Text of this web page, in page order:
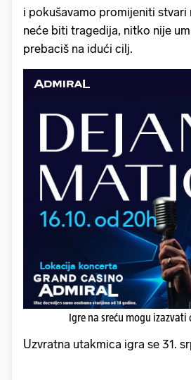
i pokušavamo promijeniti stvari
neće biti tragedija, nitko nije
prebaciš na idući cilj.
Igre na sreću mogu izazvati
Uzvratna utakmica igra se 31.